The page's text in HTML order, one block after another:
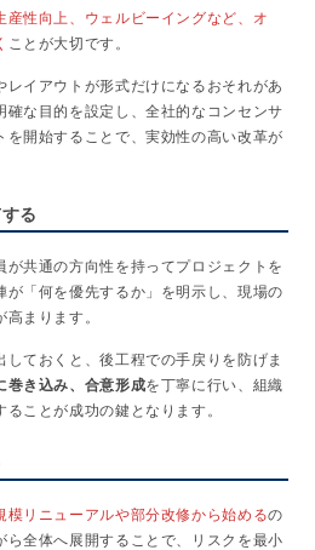
性向上、ウェルビーイングなど、オ
ことが大切です。
レイアウトが形式だけになるおそれがあ
確な目的を設定し、全社的なコンセンサ
を開始することで、実効性の高い改革が
る
共通の方向性を持ってプロジェクトを
が「何を優先するか」を明示し、現場の
まります。
ておくと、後工程での手戻りを防げま
巻き込み、合意形成を丁寧に行い、組織
ことが成功の鍵となります。
模リニューアルや部分改修から始めるの
ら全体へ展開することで、リスクを最小